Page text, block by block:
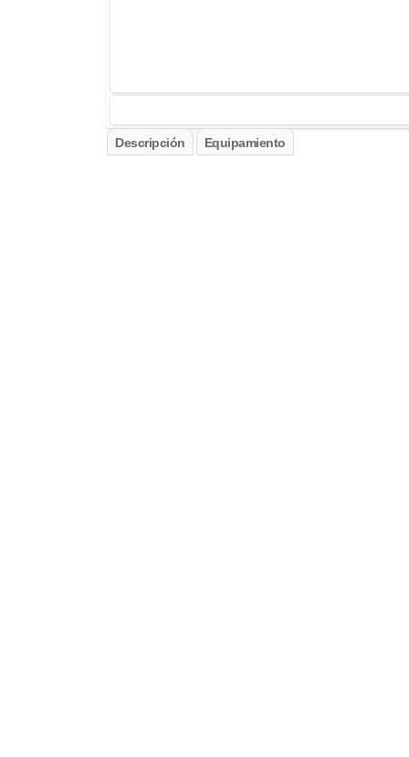
Descripción Equipamiento